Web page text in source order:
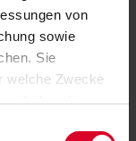
von
sowie
Sie
welche Zwecke
über die